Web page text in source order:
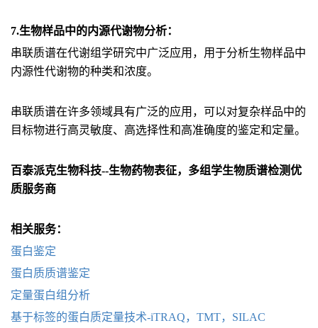
7.生物样品中的内源代谢物分析：
串联质谱在代谢组学研究中广泛应用，用于分析生物样品中
内源性代谢物的种类和浓度。
串联质谱在许多领域具有广泛的应用，可以对复杂样品中的
目标物进行高灵敏度、高选择性和高准确度的鉴定和定量。
百泰派克生物科技--生物药物表征，多组学生物质谱检测优
质服务商
相关服务：
蛋白鉴定
蛋白质质谱鉴定
定量蛋白组分析
基于标签的蛋白质定量技术-iTRAQ，TMT，SILAC